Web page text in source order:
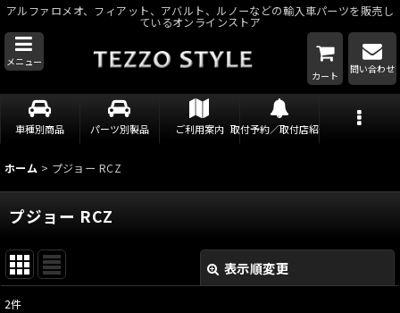
アルファロメオ、フィアット、アバルト、ルノーなどの輸入車パーツを販売し
ているオンラインストア
メニュー
カート
問い合わせ
車種別商品 パーツ別製品 ご利用案内 取付予約／取付店紹介
ホーム > プジョー RCZ
プジョー RCZ
表示順変更
2件